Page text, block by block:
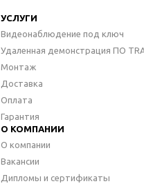
УСЛУГИ
Видеонаблюдение под ключ
Удаленная демонстрация ПО
Монтаж
Доставка
Оплата
Гарантия
О КОМПАНИИ
О компании
Вакансии
Дипломы и сертификаты